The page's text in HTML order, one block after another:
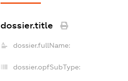
dossier.title
dossier.fullName:
dossier.opfSubType: